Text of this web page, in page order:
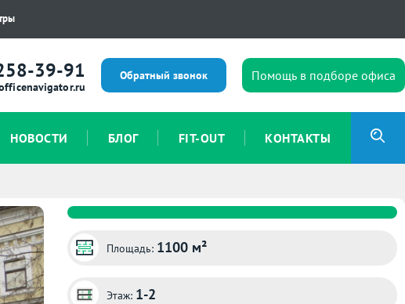
39-91 Обратный звонок Помощь в подборе офиса
НОВОСТИ БЛОГ FIT-OUT КОНТАКТЫ
Площадь: 1100 м²
Этаж: 1-2